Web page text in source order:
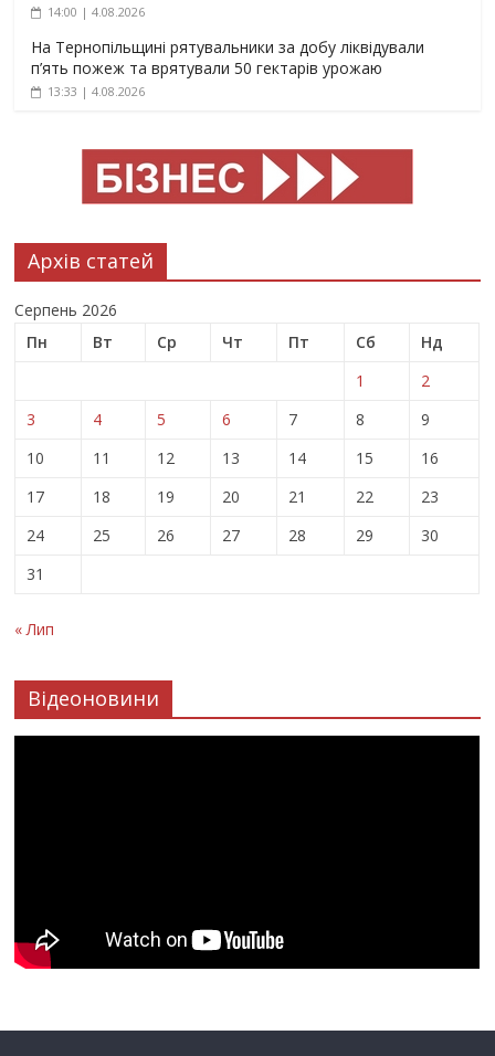
14:00 | 4.08.2026
На Тернопільщині рятувальники за добу ліквідували
п’ять пожеж та врятували 50 гектарів урожаю
13:33 | 4.08.2026
Архів статей
Серпень 2026
Пн
Вт Ср Чт Пт Сб
Нд
1
2
3
4 5 6 7 8
9
10
11 12 13 14 15
16
17
18 19 20 21 22
23
24
25 26 27 28 29
30
31
« Лип
Відеоновини